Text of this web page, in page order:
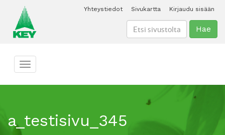
Yhteystiedot Sivukartta Kirjaudu sisään
Hae
Toggle navigation
a_testisivu_345